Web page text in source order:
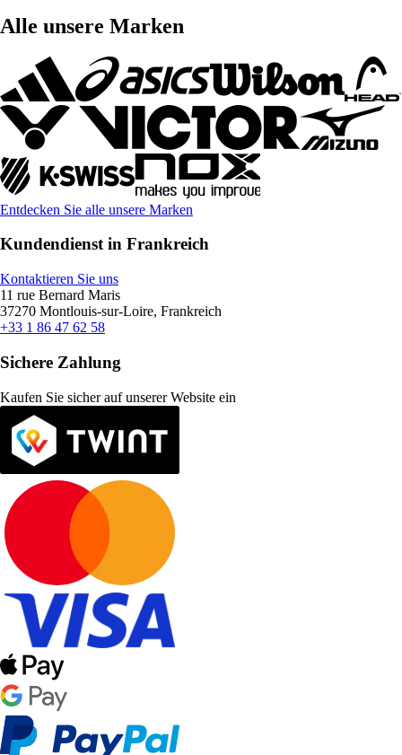
Alle unsere Marken
Entdecken Sie alle unsere Marken
Kundendienst in Frankreich
Kontaktieren Sie uns
11 rue Bernard Maris
37270 Montlouis-sur-Loire, Frankreich
+33 1 86 47 62 58
Sichere Zahlung
Kaufen Sie sicher auf unserer Website ein